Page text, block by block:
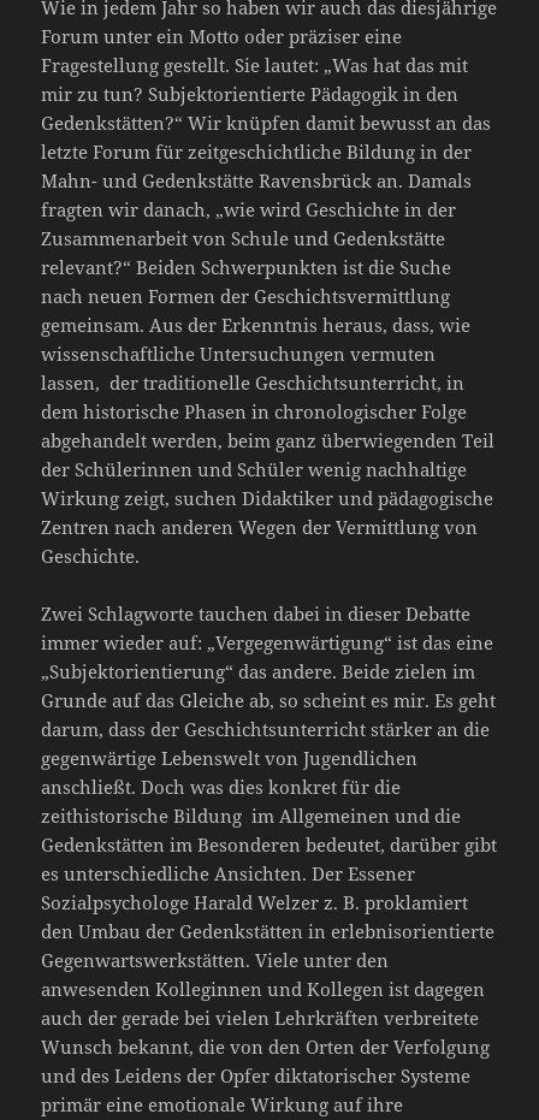
Wie in jedem Jahr so haben wir auch das diesjährige
Forum unter ein Motto oder präziser eine
Fragestellung gestellt. Sie lautet: „Was hat das mit
mir zu tun? Subjektorientierte Pädagogik in den
Gedenkstätten?“ Wir knüpfen damit bewusst an das
letzte Forum für zeitgeschichtliche Bildung in der
Mahn- und Gedenkstätte Ravensbrück an. Damals
fragten wir danach, „wie wird Geschichte in der
Zusammenarbeit von Schule und Gedenkstätte
relevant?“ Beiden Schwerpunkten ist die Suche
nach neuen Formen der Geschichtsvermittlung
gemeinsam. Aus der Erkenntnis heraus, dass, wie
wissenschaftliche Untersuchungen vermuten
lassen, der traditionelle Geschichtsunterricht, in
dem historische Phasen in chronologischer Folge
abgehandelt werden, beim ganz überwiegenden Teil
der Schülerinnen und Schüler wenig nachhaltige
Wirkung zeigt, suchen Didaktiker und pädagogische
Zentren nach anderen Wegen der Vermittlung von
Geschichte.
Zwei Schlagworte tauchen dabei in dieser Debatte
immer wieder auf: „Vergegenwärtigung“ ist das eine
„Subjektorientierung“ das andere. Beide zielen im
Grunde auf das Gleiche ab, so scheint es mir. Es geht
darum, dass der Geschichtsunterricht stärker an die
gegenwärtige Lebenswelt von Jugendlichen
anschließt. Doch was dies konkret für die
zeithistorische Bildung im Allgemeinen und die
Gedenkstätten im Besonderen bedeutet, darüber gibt
es unterschiedliche Ansichten. Der Essener
Sozialpsychologe Harald Welzer z. B. proklamiert
den Umbau der Gedenkstätten in erlebnisorientierte
Gegenwartswerkstätten. Viele unter den
anwesenden Kolleginnen und Kollegen ist dagegen
auch der gerade bei vielen Lehrkräften verbreitete
Wunsch bekannt, die von den Orten der Verfolgung
und des Leidens der Opfer diktatorischer Systeme
primär eine emotionale Wirkung auf ihre